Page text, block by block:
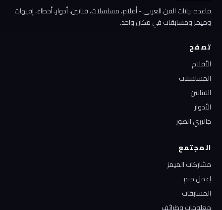
قاعدة بيانات الفن العربي - أفلام، مسلسلات، فنانين، أدوار، أخطاء، إفيهات
وميمز ومسابقات في مكان واحد.
تصفح
الأفلام
المسلسلات
الفنانين
الأدوار
جاليري الصور
المجتمع
مشاركات الميمز
إعمل ميم
المسابقات